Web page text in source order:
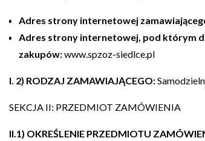
Adres strony internetowej
Adres strony internetowej, pod którym
zakupów:www.spzoz-siedlce.pl
I. 2) RODZAJ ZAMAWIAJĄCEGO:
SEKCJA II: PRZEDMIOT ZAMÓWIENIA
II.1) OKREŚLENIE PRZEDMIOTU